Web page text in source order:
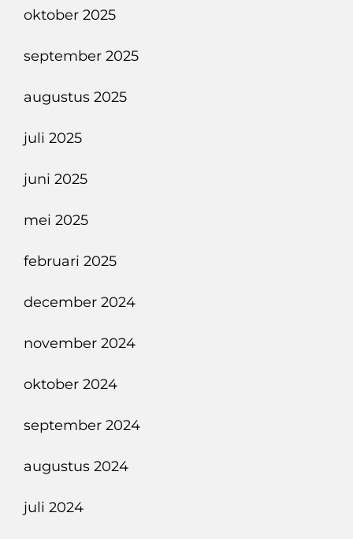
oktober 2025
september 2025
augustus 2025
juli 2025
juni 2025
mei 2025
februari 2025
december 2024
november 2024
oktober 2024
september 2024
augustus 2024
juli 2024